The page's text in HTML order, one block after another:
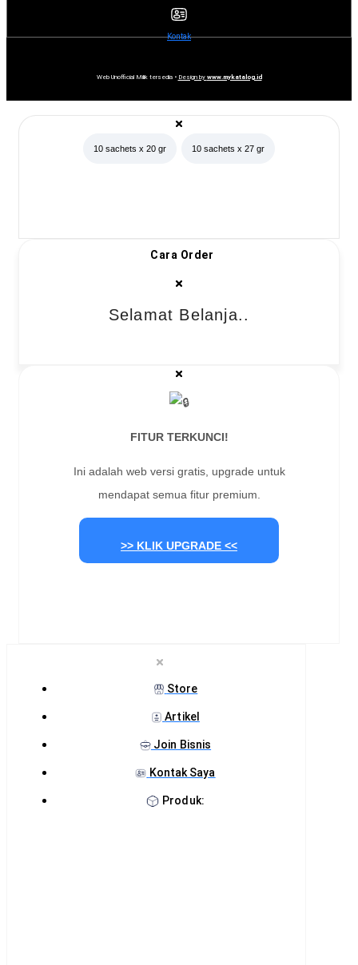
Kontak
Web Unofficial Milik tersedia • Design by www.mykatalog.id
10 sachets x 20 gr 10 sachets x 27 gr
Cara Order
Selamat Belanja..
FITUR TERKUNCI!
Ini adalah web versi gratis, upgrade untuk
mendapat semua fitur premium.
>> KLIK UPGRADE <<
Store
Artikel
Join Bisnis
Kontak Saya
Produk: